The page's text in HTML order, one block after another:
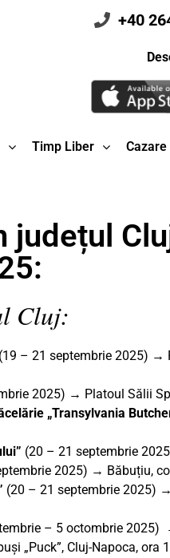
+40
Timp Liber Cazare
județul
Cluj:
(19 – 21 septembrie 2025) →
2025) → Platoul Sălii
„Transylvania
(20 – 21 septembrie
2025) → Băbuțiu,
(20 – 21 septembrie 2025)
– 5 octombrie 2025)
„Puck”, Cluj-Napoca, ora